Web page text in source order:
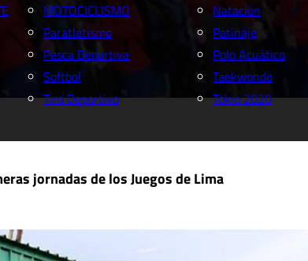
MOTOCICLISMO Natación
Paratletismo Patinaje
Pesca Deportiva Polo Acuático
Softbol Taekwondo
Tiro Deportivo Tokio 2020
jornadas de los Juegos de Lima